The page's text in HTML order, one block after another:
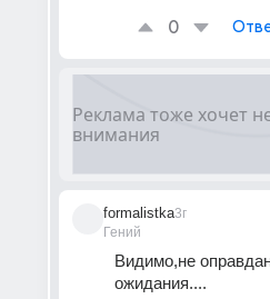
0
formalistka
Гений
3г
Видимо,не
ожидания....